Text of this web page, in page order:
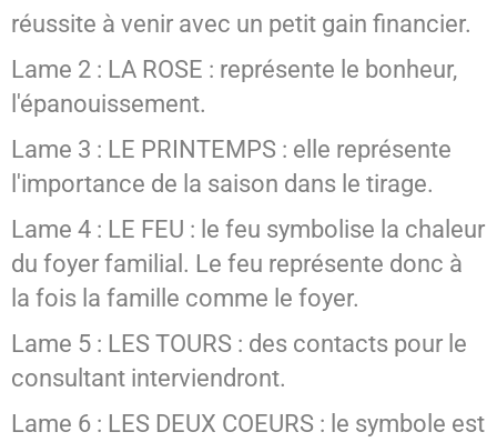
réussite à venir avec un petit gain financier.
Lame 2 : LA ROSE : représente le bonheur,
l'épanouissement.
Lame 3 : LE PRINTEMPS : elle représente
l'importance de la saison dans le tirage.
Lame 4 : LE FEU : le feu symbolise la chaleur
du foyer familial. Le feu représente donc à
la fois la famille comme le foyer.
Lame 5 : LES TOURS : des contacts pour le
consultant interviendront.
Lame 6 : LES DEUX COEURS : le symbole est